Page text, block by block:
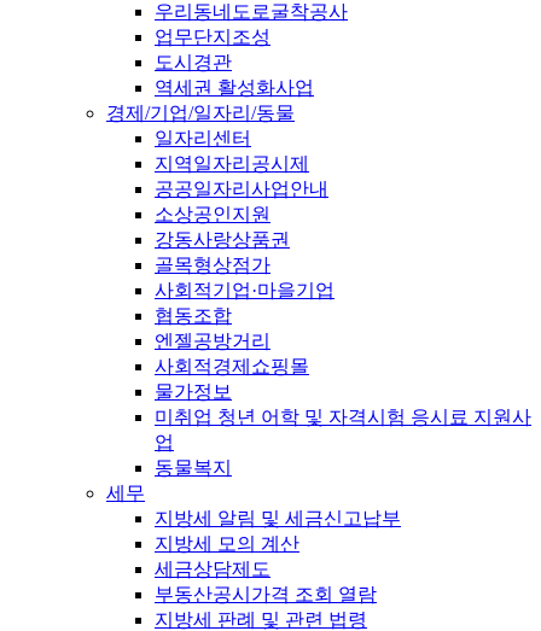
우리동네도로굴착공사
업무단지조성
도시경관
역세권 활성화사업
경제/기업/일자리/동물
일자리센터
지역일자리공시제
공공일자리사업안내
소상공인지원
강동사랑상품권
골목형상점가
사회적기업·마을기업
협동조합
엔젤공방거리
사회적경제쇼핑몰
물가정보
미취업 청년 어학 및 자격시험 응시료 지원사
업
동물복지
세무
지방세 알림 및 세금신고납부
지방세 모의 계산
세금상담제도
부동산공시가격 조회 열람
지방세 판례 및 관련 법령